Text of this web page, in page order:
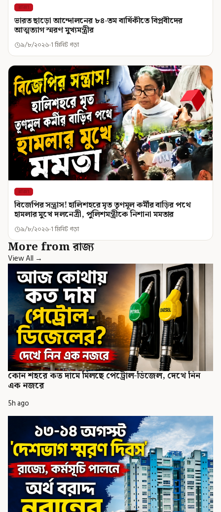
রাজ্য
ভারত ছাড়ো আন্দোলনের ৮৪-তম বার্ষিকীতে বিপ্লবীদের
আত্মত্যাগ স্মরণ মুখ্যমন্ত্রীর
৯/৮/২০২৬ 1 মিনিট পড়া
রাজ্য
বিজেপির সন্ত্রাস! হালিশহরে মৃত তৃণমূল কর্মীর বাড়ির পথে
হামলার মুখে দলনেত্রী, পুলিশমন্ত্রীকে নিশানা মমতার
৯/৮/২০২৬ 1 মিনিট পড়া
More from রাজ্য
View All →
কোন শহরে কত দামে মিলছে পেট্রোল-ডিজেল, দেখে নিন
এক নজরে
5h ago